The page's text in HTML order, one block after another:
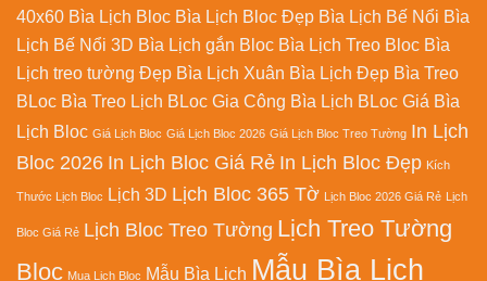
40x60 Bìa Lịch Bloc Bìa Lịch Bloc Đẹp Bìa Lịch Bế Nổi Bìa
Lịch Bế Nổi 3D Bìa Lịch gắn Bloc Bìa Lịch Treo Bloc Bìa
Lịch treo tường Đẹp Bìa Lịch Xuân Bìa Lịch Đẹp Bìa Treo
BLoc Bìa Treo Lịch BLoc Gia Công Bìa Lịch BLoc Giá Bìa
Lịch Bloc Giá Lịch Bloc Giá Lịch Bloc 2026 Giá Lịch Bloc Treo Tường In Lịch
Bloc 2026 In Lịch Bloc Giá Rẻ In Lịch Bloc Đẹp Kích
Thước Lịch Bloc Lịch 3D Lịch Bloc 365 Tờ Lịch Bloc 2026 Giá Rẻ Lịch
Bloc Giá Rẻ Lịch Bloc Treo Tường Lịch Treo Tường
Bloc Mua Lich Bloc Mẫu Bìa Lịch Mẫu Bìa Lịch